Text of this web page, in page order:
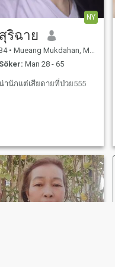
NY
สุริฉาย
• Mueang Mukdahan, Mukdahan, Thailand
Söker: Man 28 - 65
านักแต่เสียดายที่ป่วย555